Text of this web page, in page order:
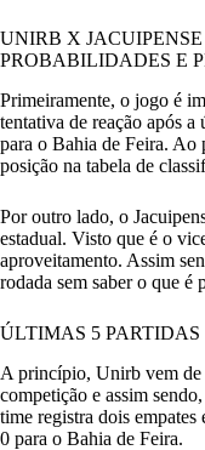
UNIRB X
PROBABILIDADES E
Primeiramente, o jogo é
tentativa de reação após
para o Bahia de Feira. Ao
posição na tabela de
Por outro lado, o
estadual. Visto que é o
aproveitamento. Assim
rodada sem saber o que é
ÚLTIMAS 5 PARTIDAS
A princípio, Unirb vem de
competição e assim
time registra dois
0 para o Bahia de Feira.